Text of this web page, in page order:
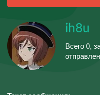
ih8u
Всего 0,